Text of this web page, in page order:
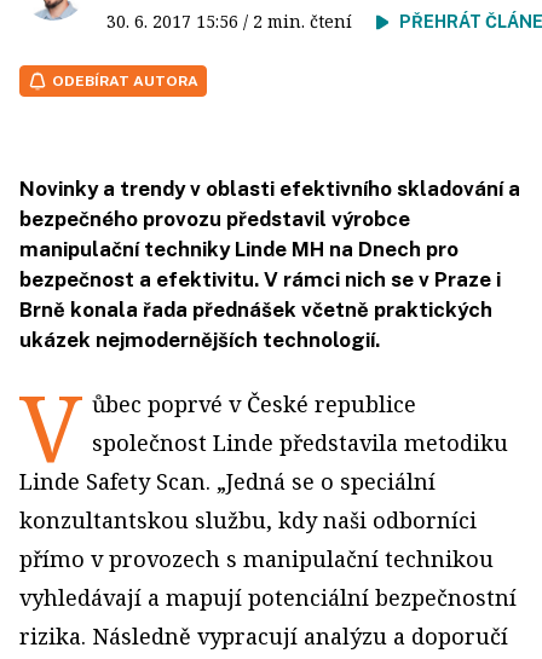
30. 6. 2017 15:56 / 2 min. čtení PŘEHRÁT
ODEBÍRAT AUTORA
Novinky a trendy v oblasti efektivního skladování a
bezpečného provozu představil výrobce
manipulační techniky Linde MH na Dnech pro
bezpečnost a efektivitu. V rámci nich se v Praze i
Brně konala řada přednášek včetně praktických
ukázek nejmodernějších technologií.
V ůbec poprvé v České republice
společnost Linde představila metodiku
Linde Safety Scan. „Jedná se o speciální
konzultantskou službu, kdy naši odborníci
přímo v provozech s manipulační technikou
vyhledávají a mapují potenciální bezpečnostní
rizika. Následně vypracují analýzu a doporučí